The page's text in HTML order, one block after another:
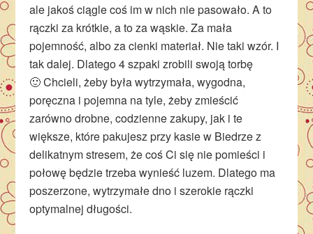
ale jakoś ciągle coś im w nich nie pasowało. A to
rączki za krótkie, a to za wąskie. Za mała
pojemność, albo za cienki materiał. Nie taki wzór. I
tak dalej. Dlatego 4 szpaki zrobili swoją torbę
🙂 Chcieli, żeby była wytrzymała, wygodna,
poręczna i pojemna na tyle, żeby zmieścić
zarówno drobne, codzienne zakupy, jak i te
większe, które pakujesz przy kasie w Biedrze z
delikatnym stresem, że coś Ci się nie pomieści i
połowę będzie trzeba wynieść luzem. Dlatego ma
poszerzone, wytrzymałe dno i szerokie rączki
optymalnej długości.